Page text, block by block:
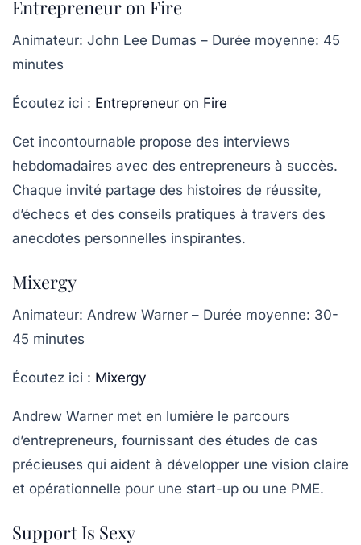
Entrepreneur on Fire
Animateur: John Lee Dumas – Durée moyenne: 45
minutes
Écoutez ici : Entrepreneur on Fire
Cet incontournable propose des interviews
hebdomadaires avec des entrepreneurs à succès.
Chaque invité partage des histoires de réussite,
d’échecs et des conseils pratiques à travers des
anecdotes personnelles inspirantes.
Mixergy
Animateur: Andrew Warner – Durée moyenne: 30-
45 minutes
Écoutez ici : Mixergy
Andrew Warner met en lumière le parcours
d’entrepreneurs, fournissant des études de cas
précieuses qui aident à développer une vision claire
et opérationnelle pour une start-up ou une PME.
Support Is Sexy